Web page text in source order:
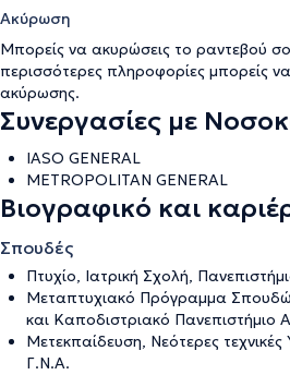
Ακύρωση
Μπορείς να ακυρώσεις το ραντεβού
περισσότερες πληροφορίες μπορείς
ακύρωσης.
Συνεργασίες με
IASO GENERAL
METROPOLITAN GENERAL
Βιογραφικό και
Σπουδές
Πτυχίο, Ιατρική Σχολή,
Μεταπτυχιακό Πρόγραμμα
και Καποδιστριακό Πανεπιστήμιο
Μετεκπαίδευση, Νεότερες
Γ.Ν.Α.